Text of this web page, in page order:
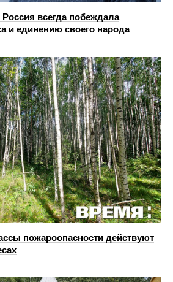
всегда побеждала
и единению своего народа
пожароопасности действуют